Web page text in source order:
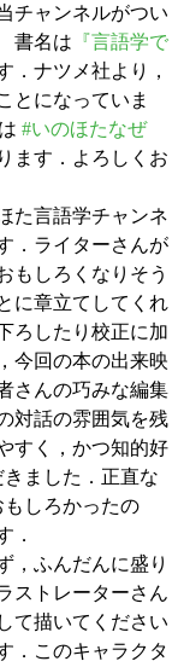
チャンネルがつい
書名は 『言語学で
．ナツメ社より，
とになっていま
#いのほたなぜ
ます．よろしくお
た言語学チャンネ
．ライターさんが
もしろくなりそう
に章立てしてくれ
ろしたり校正に加
今回の本の出来映
さんの巧みな編集
対話の雰囲気を残
すく，かつ知的好
ました．正直な
しろかったの
．
，ふんだんに盛り
ストレーターさん
て描いてください
．このキャラクタ